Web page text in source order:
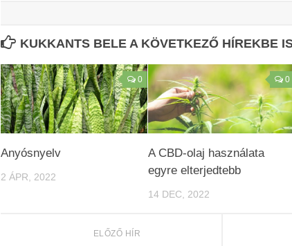
KUKKANTS BELE A KÖVETKEZŐ HÍREKBE
0
Anyósnyelv
2 ÁPR, 2022
0
A CBD-olaj használata
egyre elterjedtebb
14 DEC, 2022
ELŐZŐ HÍR